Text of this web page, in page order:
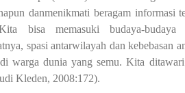
danmenikmati beragam informasi
bisa memasuki budaya-
spasi antarwilayah dan kebebasan
warga dunia yang semu. Kita
Kleden, 2008:172).